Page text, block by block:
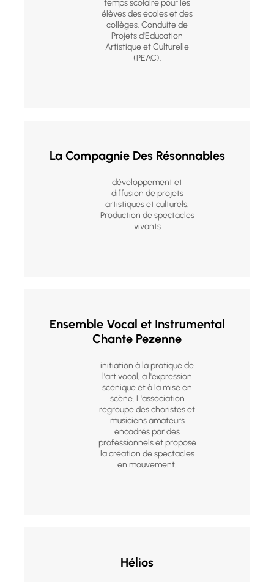
temps scolaire pour les
élèves des écoles et des
collèges. Conduite de
Projets d'Education
Artistique et Culturelle
(PEAC).
La Compagnie Des Résonnables
développement et
diffusion de projets
artistiques et culturels.
Production de spectacles
vivants
Ensemble Vocal et Instrumental
Chante Pezenne
initiation à la pratique de
l'art vocal, à l'expression
scénique et à la mise en
scène. L'association
regroupe des choristes et
musiciens amateurs
encadrés par des
professionnels et propose
la création de spectacles
en mouvement.
Hélios